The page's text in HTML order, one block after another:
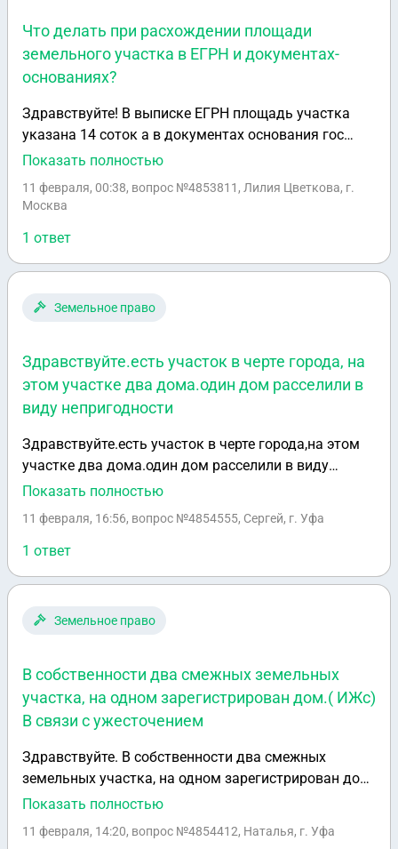
буду разбирать его половину???? За свой счет??? И
могу я быть ппотив утраты права на дом и
выделения земли?
Что делать при расхождении площади
земельного участка в ЕГРН и документах-
основаниях?
Здравствуйте! В выписке ЕГРН площадь участка
указана 14 соток а в документах основания гос
регистрации - 10 соток , а именно основанием в
сельской администрации Чеховского рна МО от
сгорели. Пришлось заказывать архивную выписку
из Постановления. Такой Администрации уже не
участок, но предварительно найти обоснования в
Показать полностью
11 февраля, 00:38, вопрос №4853811, Лилия Цветкова, г.
Москва
1 ответ
Земельное право
Здравствуйте.есть участок в черте города, на
этом участке два дома.один дом расселили в
виду непригодности
Здравствуйте.есть участок в черте города,на этом
участке два дома.один дом расселили в виду
непригодности для жилья.администрация города
жителей второго дома,вызвали на суд.суд в связи с
тем что бы определить доли этого участка.т.к.хотят
реконструировать дом ,который расселили.и нам
понимаю какую.спасибо
Показать полностью
11 февраля, 16:56, вопрос №4854555, Сергей, г. Уфа
1 ответ
Земельное право
В собственности два смежных земельных
участка, на одном зарегистрирован дом.( ИЖс)
В связи с ужесточением
Здравствуйте. В собственности два смежных
земельных участка, на одном зарегистрирован дом.
( ИЖс) В связи с ужесточением земельного
основания для штрафа, что на втором участке нет
Показать полностью
11 февраля, 14:20, вопрос №4854412, Наталья, г. Уфа